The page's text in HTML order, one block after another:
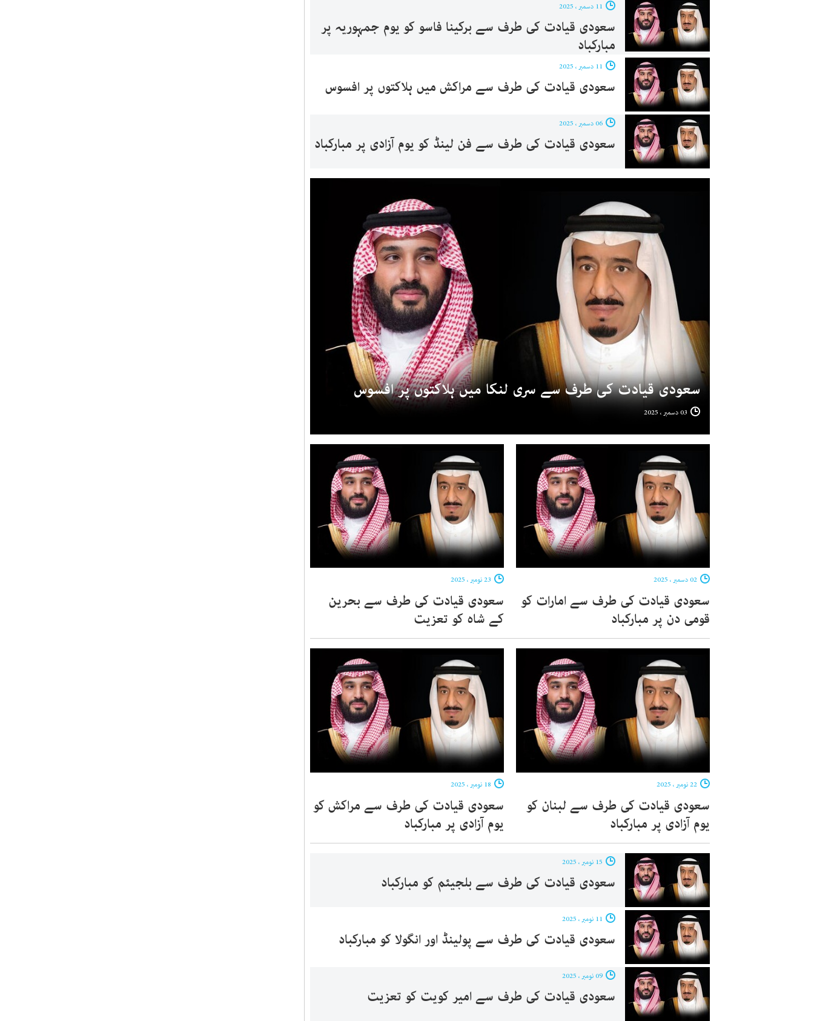
سعودی قیادت کی طرف سے برکینا فاسو کو یوم جمہوریہ پر
مبارکباد
سعودی قیادت کی طرف سے مراکش میں ہلاکتوں پر افسوس
سعودی قیادت کی طرف سے فن لینڈ کو یوم آزادی پر مبارکباد
سعودی قیادت کی طرف سے سری لنکا میں ہلاکتوں پر افسوس
سعودی قیادت کی طرف سے امارات کو
قومی دن پر مبارکباد
سعودی قیادت کی طرف سے بحرین
کے شاہ کو تعزیت
سعودی قیادت کی طرف سے لبنان کو
یوم آزادی پر مبارکباد
سعودی قیادت کی طرف سے مراکش کو
یوم آزادی پر مبارکباد
سعودی قیادت کی طرف سے بلجیئم کو مبارکباد
سعودی قیادت کی طرف سے پولینڈ اور انگولا کو مبارکباد
سعودی قیادت کی طرف سے امیر کویت کو تعزیت